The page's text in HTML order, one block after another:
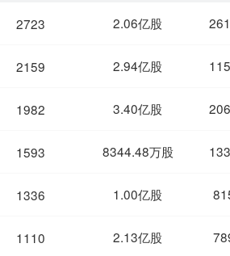
2723 2.06亿股
2159 2.94亿股
1982 3.40亿股
1593 8344.48万股
1336 1.00亿股
1110 2.13亿股